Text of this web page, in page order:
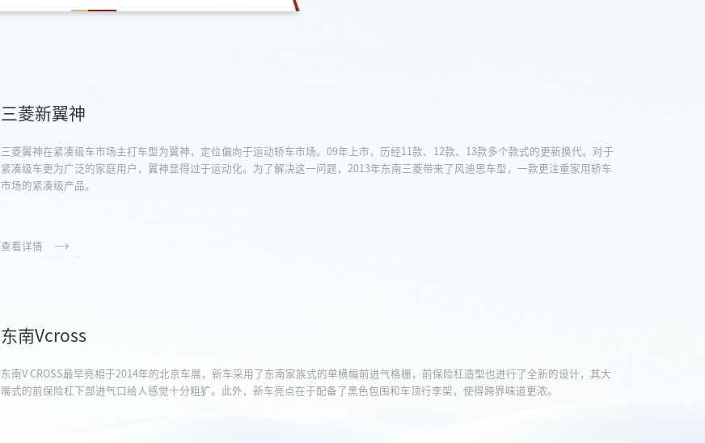
三菱新翼神
三菱翼神在紧凑级车市场主打车型为翼神，定位偏向于运动轿车市场。09年上市，历经11款、12款、13款多个款式的更新换代。对于
紧凑级车更为广泛的家庭用户，翼神显得过于运动化。为了解决这一问题，2013年东南三菱带来了风迪思车型，一款更注重家用轿车
市场的紧凑级产品。
查看详情
东南Vcross
东南V CROSS最早亮相于2014年的北京车展，新车采用了东南家族式的单横幅前进气格栅，前保险杠造型也进行了全新的设计，其大
嘴式的前保险杠下部进气口给人感觉十分粗犷。此外，新车亮点在于配备了黑色包围和车顶行李架，使得跨界味道更浓。